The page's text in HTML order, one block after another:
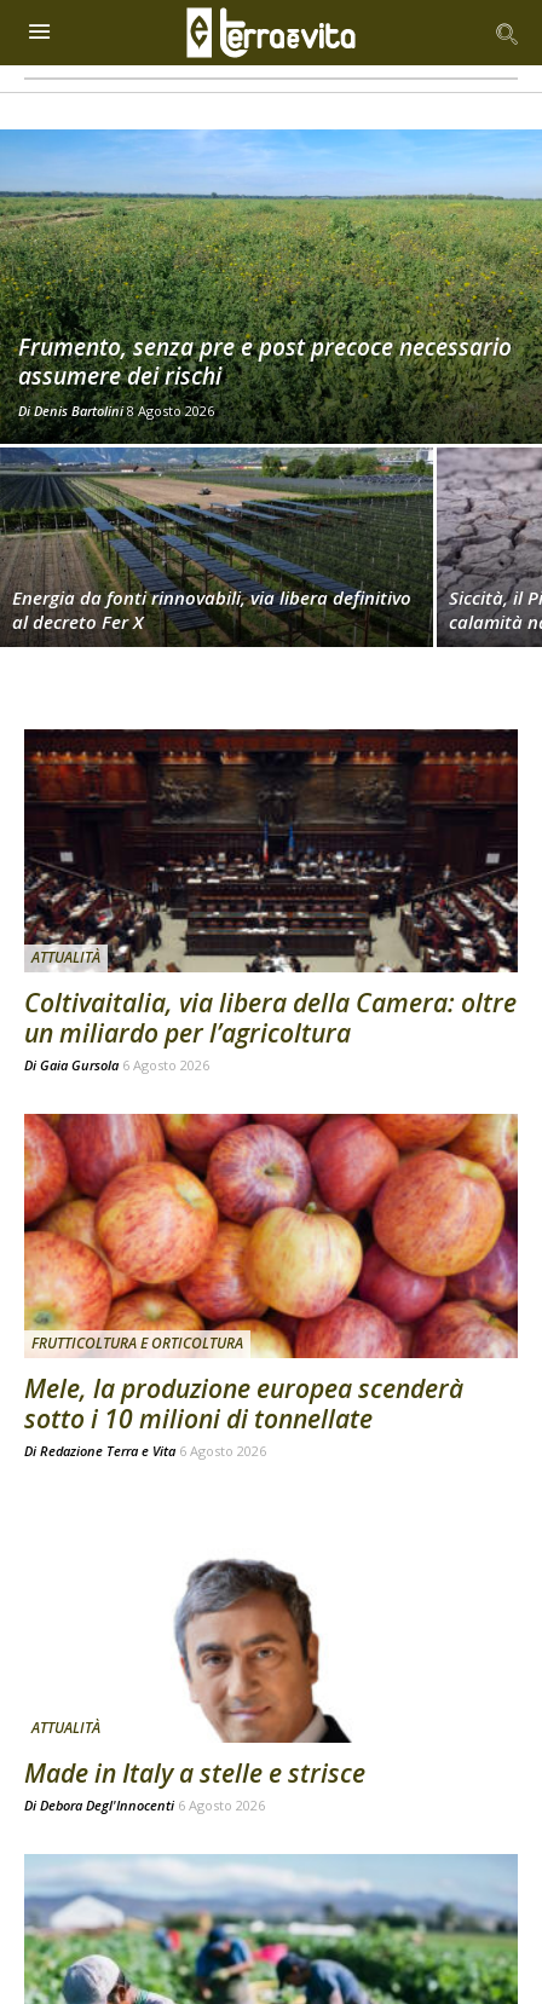
Frumento, senza pre e post precoce necessario
assumere dei rischi
DiDenis Bartolini 8 Agosto 2026
Energia da fonti rinnovabili, via libera definitivo
al decreto Fer X
Siccità, il
calamità
ATTUALITÀ
Coltivaitalia, via libera della Camera: oltre
un miliardo per l’agricoltura
Di Gaia Gursola 6 Agosto 2026
FRUTTICOLTURA E ORTICOLTURA
Mele, la produzione europea scenderà
sotto i 10 milioni di tonnellate
Di Redazione Terra e Vita 6 Agosto 2026
ATTUALITÀ
Made in Italy a stelle e strisce
Di Debora Degl'Innocenti 6 Agosto 2026